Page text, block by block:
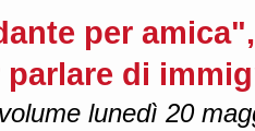
per
di
lunedì 20